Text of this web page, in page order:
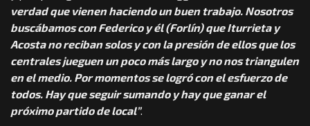
verdad que vienen haciendo un buen trabajo. Nosotros
buscábamos con Federico y él (Forlín) que Iturrieta y
Acosta no reciban solos y con la presión de ellos que los
centrales jueguen un poco más largo y no nos triangulen
en el medio. Por momentos se logró con el esfuerzo de
todos. Hay que seguir sumando y hay que ganar el
próximo partido de local”.